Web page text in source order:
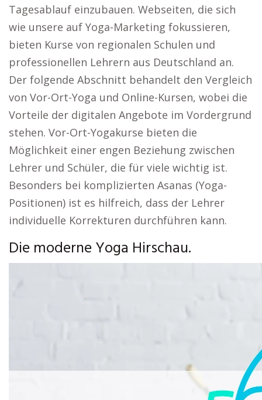
Tagesablauf einzubauen. Webseiten, die sich
wie unsere auf Yoga-Marketing fokussieren,
bieten Kurse von regionalen Schulen und
professionellen Lehrern aus Deutschland an.
Der folgende Abschnitt behandelt den Vergleich
von Vor-Ort-Yoga und Online-Kursen, wobei die
Vorteile der digitalen Angebote im Vordergrund
stehen. Vor-Ort-Yogakurse bieten die
Möglichkeit einer engen Beziehung zwischen
Lehrer und Schüler, die für viele wichtig ist.
Besonders bei komplizierten Asanas (Yoga-
Positionen) ist es hilfreich, dass der Lehrer
individuelle Korrekturen durchführen kann.
Die moderne Yoga Hirschau.